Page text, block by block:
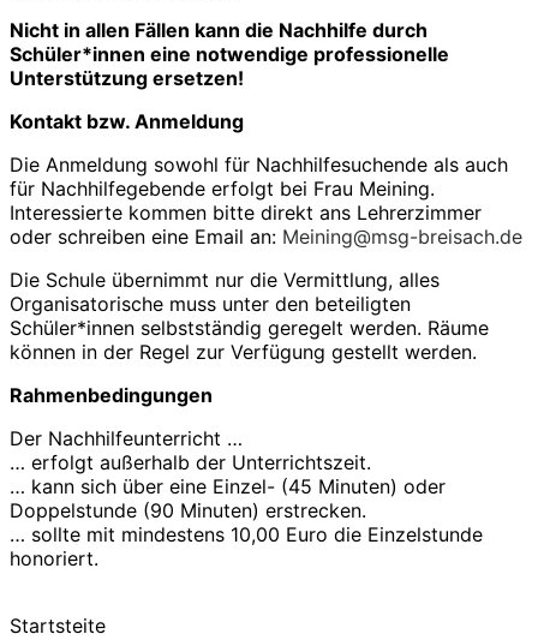
Nicht in allen Fällen kann die Nachhilfe durch
Schüler*innen eine notwendige professionelle
Unterstützung ersetzen!
Kontakt bzw. Anmeldung
Die Anmeldung sowohl für Nachhilfesuchende als auch
für Nachhilfegebende erfolgt bei Frau Meining.
Interessierte kommen bitte direkt ans Lehrerzimmer
oder schreiben eine Email an: Meining@msg-breisach.de
Die Schule übernimmt nur die Vermittlung, alles
Organisatorische muss unter den beteiligten
Schüler*innen selbstständig geregelt werden. Räume
können in der Regel zur Verfügung gestellt werden.
Rahmenbedingungen
Der Nachhilfeunterricht …
… erfolgt außerhalb der Unterrichtszeit.
… kann sich über eine Einzel- (45 Minuten) oder
Doppelstunde (90 Minuten) erstrecken.
… sollte mit mindestens 10,00 Euro die Einzelstunde
honoriert.
Startsteite